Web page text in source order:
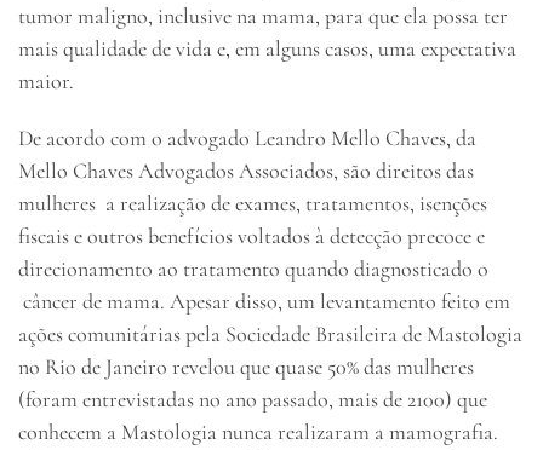
tumor maligno, inclusive na mama, para que ela possa ter
mais qualidade de vida e, em alguns casos, uma expectativa
maior.
De acordo com o advogado Leandro Mello Chaves, da
Mello Chaves Advogados Associados, são direitos das
mulheres a realização de exames, tratamentos, isenções
fiscais e outros benefícios voltados à detecção precoce e
direcionamento ao tratamento quando diagnosticado o
câncer de mama. Apesar disso, um levantamento feito em
ações comunitárias pela Sociedade Brasileira de Mastologia
no Rio de Janeiro revelou que quase 50% das mulheres
(foram entrevistadas no ano passado, mais de 2100) que
conhecem a Mastologia nunca realizaram a mamografia.